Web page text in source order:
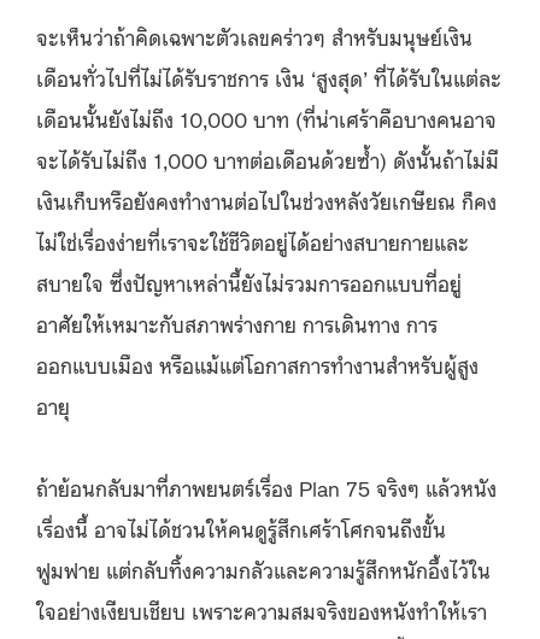
จะเห็นว่าถ้าคิดเฉพาะตัวเลขคร่าวๆ สำหรับมนุษย์เงิน
เดือนทั่วไปที่ไม่ได้รับราชการ เงิน ‘สูงสุด’ ที่ได้รับในแต่ละ
เดือนนั้นยังไม่ถึง 10,000 บาท (ที่น่าเศร้าคือบางคนอาจ
จะได้รับไม่ถึง 1,000 บาทต่อเดือนด้วยซ้ำ) ดังนั้นถ้าไม่มี
เงินเก็บหรือยังคงทำงานต่อไปในช่วงหลังวัยเกษียณ ก็คง
ไม่ใช่เรื่องง่ายที่เราจะใช้ชีวิตอยู่ได้อย่างสบายกายและ
สบายใจ ซึ่งปัญหาเหล่านี้ยังไม่รวมการออกแบบที่อยู่
อาศัยให้เหมาะกับสภาพร่างกาย การเดินทาง การ
ออกแบบเมือง หรือแม้แต่โอกาสการทำงานสำหรับผู้สูง
อายุ
ถ้าย้อนกลับมาที่ภาพยนตร์เรื่อง Plan 75 จริงๆ แล้วหนัง
เรื่องนี้ อาจไม่ได้ชวนให้คนดูรู้สึกเศร้าโศกจนถึงขั้น
ฟูมฟาย แต่กลับทิ้งความกลัวและความรู้สึกหนักอึ้งไว้ใน
ใจอย่างเงียบเชียบ เพราะความสมจริงของหนังทำให้เรา